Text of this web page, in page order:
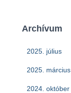
Archívum
2025. július
2025. március
2024. október